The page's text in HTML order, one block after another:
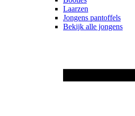
Laarzen
Jongens pantoffels
Bekijk alle jongens